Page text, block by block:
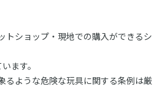
トショップ・現地での購入ができるシ
ます。
るような危険な玩具に関する条例は厳